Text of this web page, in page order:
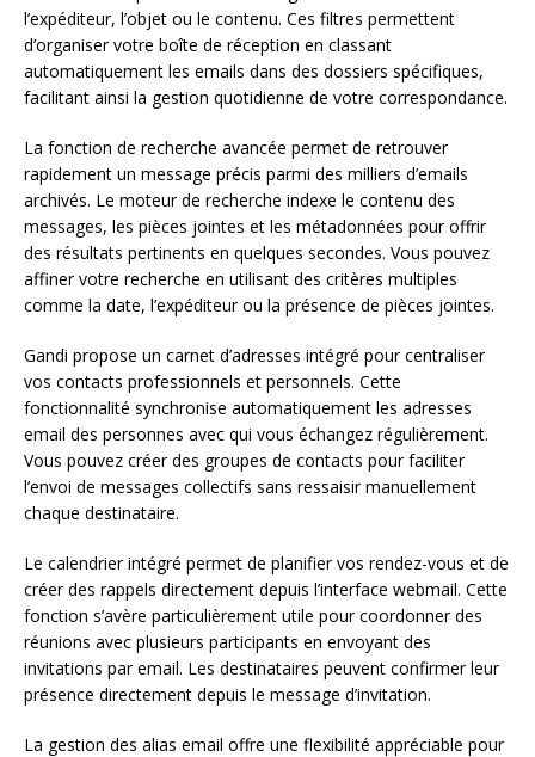
l’expéditeur, l’objet ou le contenu. Ces filtres permettent
d’organiser votre boîte de réception en classant
automatiquement les emails dans des dossiers spécifiques,
facilitant ainsi la gestion quotidienne de votre correspondance.
La fonction de recherche avancée permet de retrouver
rapidement un message précis parmi des milliers d’emails
archivés. Le moteur de recherche indexe le contenu des
messages, les pièces jointes et les métadonnées pour offrir
des résultats pertinents en quelques secondes. Vous pouvez
affiner votre recherche en utilisant des critères multiples
comme la date, l’expéditeur ou la présence de pièces jointes.
Gandi propose un carnet d’adresses intégré pour centraliser
vos contacts professionnels et personnels. Cette
fonctionnalité synchronise automatiquement les adresses
email des personnes avec qui vous échangez régulièrement.
Vous pouvez créer des groupes de contacts pour faciliter
l’envoi de messages collectifs sans ressaisir manuellement
chaque destinataire.
Le calendrier intégré permet de planifier vos rendez-vous et de
créer des rappels directement depuis l’interface webmail. Cette
fonction s’avère particulièrement utile pour coordonner des
réunions avec plusieurs participants en envoyant des
invitations par email. Les destinataires peuvent confirmer leur
présence directement depuis le message d’invitation.
La gestion des alias email offre une flexibilité appréciable pour